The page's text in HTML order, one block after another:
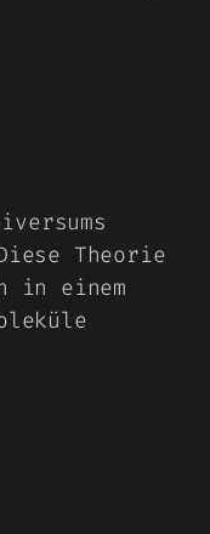
Theorie
in einem